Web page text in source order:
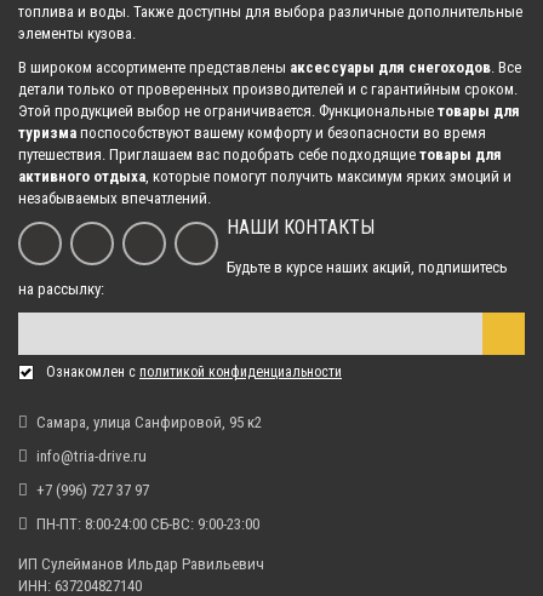
Шина Kenda K299A BEAR CLAW XL 25x10-12
11 416.00 р.
Шина Kenda K299A BEAR CLAW XL 25x8-12
Шина Kenda K585 BOUNTY HUNTER 26х11х12
топлива и воды. Также доступны для выбора различные дополнительные
элементы кузова.
В широком ассортименте представлены аксессуары для снегоходов . Все
детали только от проверенных производителей и с гарантийным сроком.
Этой продукцией выбор не ограничивается. Функциональные товары для
туризма поспособствуют вашему комфорту и безопасности во время
путешествия. Приглашаем вас подобрать себе подходящие товары для
активного отдыха , которые помогут получить максимум ярких эмоций и
незабываемых впечатлений.
НАШИ КОНТАКТЫ
Будьте в курсе наших акций, подпишитесь
на рассылку:
Ознакомлен с политикой конфиденциальности
Самара, улица Санфировой, 95 к2
info@tria-drive.ru
+7 (996) 727 37 97
ПН-ПТ: 8:00-24:00 СБ-ВС: 9:00-23:00
ИП Сулейманов Ильдар Равильевич
ИНН: 637204827140